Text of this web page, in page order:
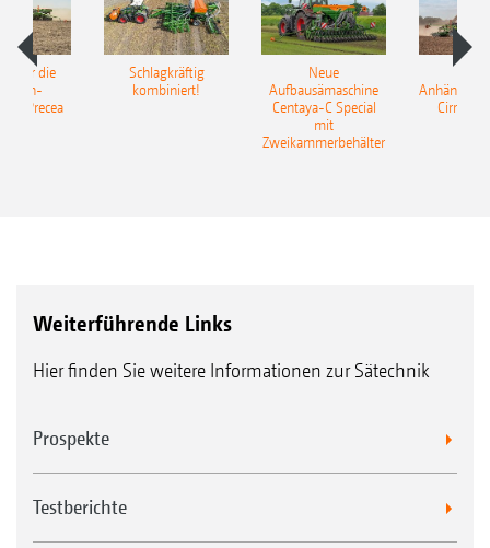
für die
Precea
Schlagkräftig
kombiniert!
Neue
Aufbausämaschine
Centaya-C Special
mit
Zweikammerbehälter
Cirrus
Weiterführende Links
Hier finden Sie weitere Informationen zur Sätechnik
Prospekte
Testberichte